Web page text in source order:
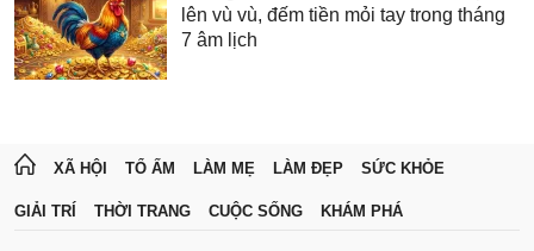
lên vù vù, đếm tiền mỏi tay trong tháng
7 âm lịch
XÃ HỘI TỔ ẤM LÀM MẸ LÀM ĐẸP SỨC KHỎE
GIẢI TRÍ THỜI TRANG CUỘC SỐNG KHÁM PHÁ